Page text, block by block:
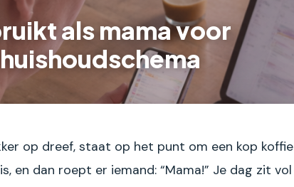
als mama voor
op dreef, staat op het punt om een kop koffie
en dan roept er iemand: “Mama!” Je dag zit vol